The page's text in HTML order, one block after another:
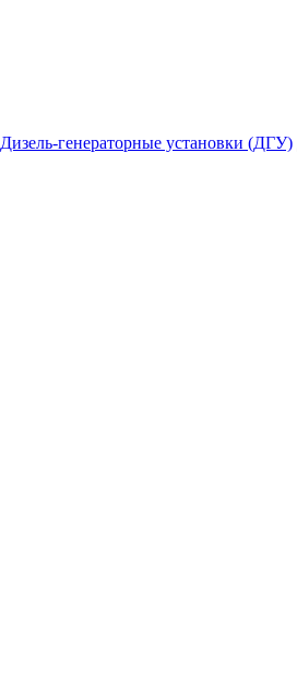
Дизель-генераторные установки (ДГУ)